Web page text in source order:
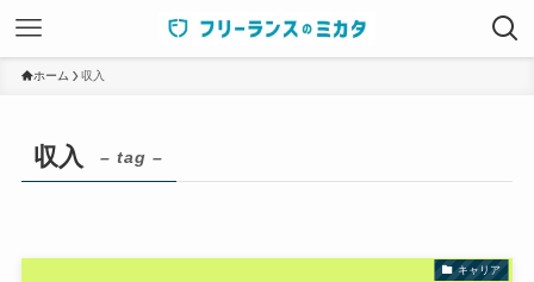
ホーム 収入
収入 – tag –
キャリア